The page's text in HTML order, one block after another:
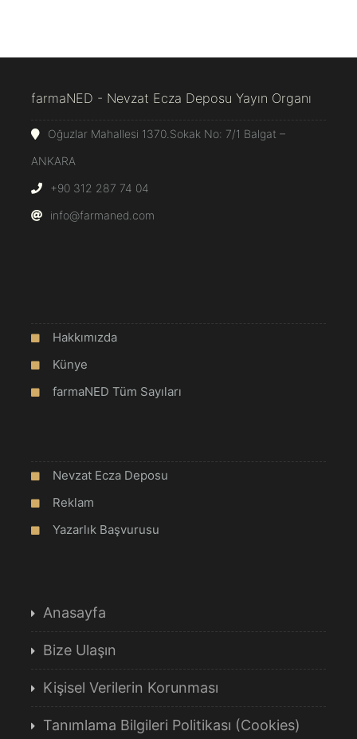
farmaNED - Nevzat Ecza Deposu Yayın Organı
Oğuzlar Mahallesi 1370.Sokak No: 7/1 Balgat –
ANKARA
+90 312 287 74 04
info@farmaned.com
Hakkımızda
Künye
farmaNED Tüm Sayıları
Nevzat Ecza Deposu
Reklam
Yazarlık Başvurusu
Anasayfa
Bize Ulaşın
Kişisel Verilerin Korunması
Tanımlama Bilgileri Politikası (Cookies)